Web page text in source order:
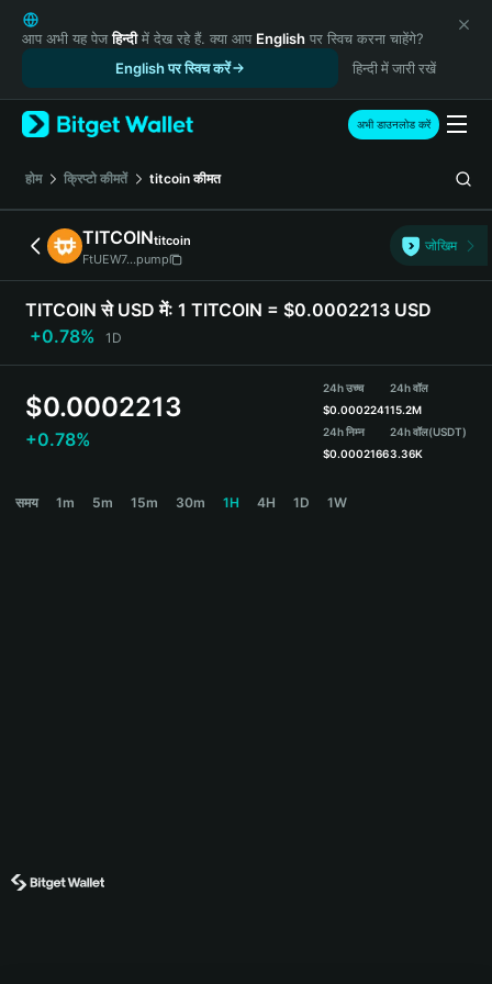
English
日本語
Русский
Español (Latinoamérica)
Türkçe
Italiano
Deutsch
简体中文
繁體中文
Português (Portugal)
Bahasa Indonesia
Español
आप अभी यह पेजहिन्दीमें देख रहे हैं. क्या आप English पर स्विच करना चाहेंगे?
English पर स्विच करें
हिन्दी में जारी रखें
अभी डाउनलोड करें
होम क्रिप्टो कीमतें titcoin कीमत
TITCOINtitcoin
FtUEW7...pump
जोखिम
TITCOIN से USD में: 1 TITCOIN = $0.0002213 USD
+0.78%
1D
$0.0002213
+0.78%
24h उच्च
$0.0002241
24h निम्न
$0.0002166
24h वॉल
15.2M
24h वॉल(USDT)
3.36K
समय 1m 5m 15m 30m 1H 4H 1D 1W